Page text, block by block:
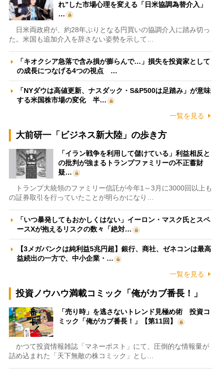
れ”した市場心理を変える「日米協調為替介入」
…
日米両政府が、約28年ぶりとなる円買いの協調介入に踏み切っ
た。米国も追加介入を辞さない姿勢を示して…
「キオクシア急落で含み損が膨らんで…」損失を投資家として
の成長につなげる4つの視点 …
「NYダウは高値更新、ナスダック・S&P500は足踏み」が意味
する米国株市場の変化 半…
一覧を見る
大前研一「ビジネス新大陸」の歩き方
「イラン戦争を利用して儲けている」利益相反と
の批判が強まるトランプファミリーの不正蓄財
疑…
トランプ大統領のファミリー信託が今年1～3月に3000回以上も
の証券取引を行っていたことが明らかになり…
「いつ暴発してもおかしくはない」イーロン・マスク氏とスペ
ースXが抱えるリスクの数々「絶対…
【3メガバンクは純利益5兆円超】銀行、商社、ゼネコンは最高
益続出の一方で、中小企業・…
一覧を見る
投資ノウハウ満載コミック「俺がカブ番長！」
「売り時」を逃さないトレンド見極め術 投資コ
ミック「俺がカブ番長！」【第11回】
かつて投資情報雑誌「マネーポスト」にて、圧倒的な情報量が
詰め込まれた「天下無敵の株コミック」とし…